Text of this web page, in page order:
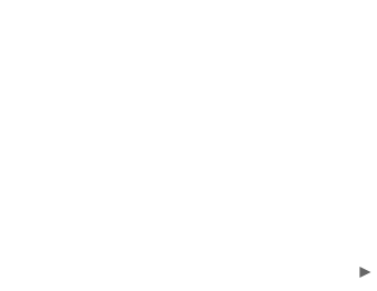
►